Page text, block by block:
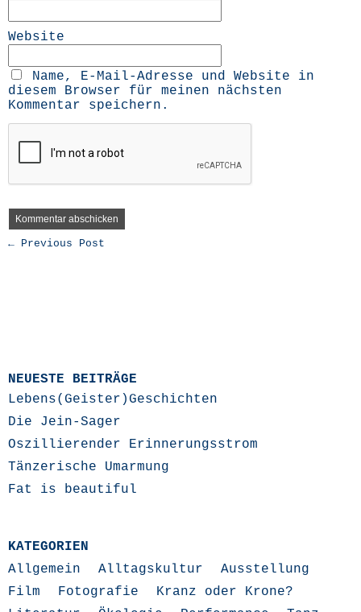
Website
Name, E-Mail-Adresse und Website in
diesem Browser für meinen nächsten
Kommentar speichern.
← Previous Post
NEUESTE BEITRÄGE
Lebens(Geister)Geschichten
Die Jein-Sager
Oszillierender Erinnerungsstrom
Tänzerische Umarmung
Fat is beautiful
KATEGORIEN
Allgemein
Alltagskultur
Ausstellung
Film
Fotografie
Kranz oder Krone?